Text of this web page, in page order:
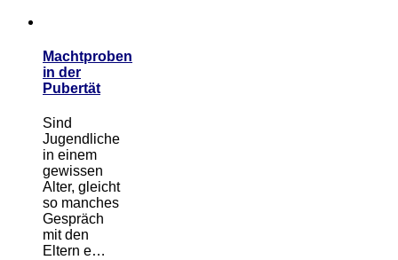
Machtproben
in der
Pubertät
Sind
Jugendliche
in einem
gewissen
Alter, gleicht
so manches
Gespräch
mit den
Eltern e…